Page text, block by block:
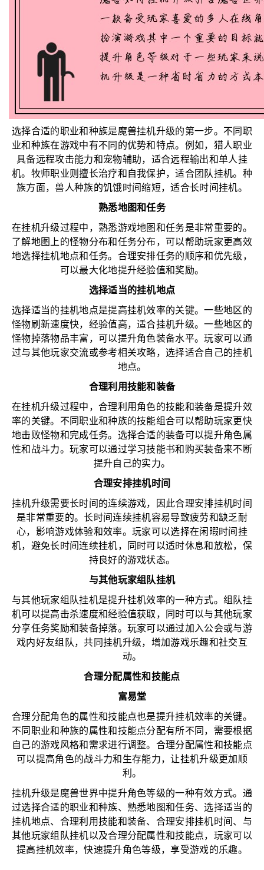
选择合适的职业和种族是魔兽挂机升级的第一步。不同职
业和种族在游戏中有不同的优势和特点。例如，猎人职业
具备远程攻击能力和宠物辅助，适合远程输出和单人挂
机。牧师职业则擅长治疗和自我保护，适合团队挂机。种
族方面，兽人种族的饥饿时间缩短，适合长时间挂机。
熟悉地图和任务
在挂机升级过程中，熟悉游戏地图和任务是非常重要的。
了解地图上的怪物分布和任务分布，可以帮助玩家更高效
地选择挂机地点和任务。合理安排任务的顺序和优先级，
可以最大化地提升经验值和奖励。
选择适当的挂机地点
选择适当的挂机地点是提高挂机效率的关键。一些地区的
怪物刷新速度快，经验值高，适合挂机升级。一些地区的
怪物掉落物品丰富，可以提升角色装备水平。玩家可以通
过与其他玩家交流或参考相关攻略，选择适合自己的挂机
地点。
合理利用技能和装备
在挂机升级过程中，合理利用角色的技能和装备是提升效
率的关键。不同职业和种族的技能组合可以帮助玩家更快
地击败怪物和完成任务。选择合适的装备可以提升角色属
性和战斗力。玩家可以通过学习技能书和购买装备来不断
提升自己的实力。
合理安排挂机时间
挂机升级需要长时间的连续游戏，因此合理安排挂机时间
是非常重要的。长时间连续挂机容易导致疲劳和缺乏耐
心，影响游戏体验和效率。玩家可以选择在闲暇时间挂
机，避免长时间连续挂机，同时可以适时休息和放松，保
持良好的游戏状态。
与其他玩家组队挂机
与其他玩家组队挂机是提升挂机效率的一种方式。组队挂
机可以提高击杀速度和经验值获取，同时可以与其他玩家
分享任务奖励和装备掉落。玩家可以通过加入公会或与游
戏内好友组队，共同挂机升级，增加游戏乐趣和社交互
动。
合理分配属性和技能点
富易堂
合理分配角色的属性和技能点也是提升挂机效率的关键。
不同职业和种族的属性和技能点分配有所不同，需要根据
自己的游戏风格和需求进行调整。合理分配属性和技能点
可以提高角色的战斗力和生存能力，让挂机升级更加顺
利。
挂机升级是魔兽世界中提升角色等级的一种有效方式。通
过选择合适的职业和种族、熟悉地图和任务、选择适当的
挂机地点、合理利用技能和装备、合理安排挂机时间、与
其他玩家组队挂机以及合理分配属性和技能点，玩家可以
提高挂机效率，快速提升角色等级，享受游戏的乐趣。